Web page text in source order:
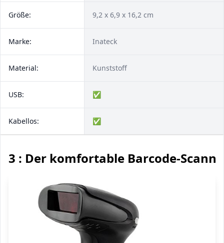
Größe: 9,2 x 6,9 x 16,2 cm
Marke: ‎Inateck
Material: Kunststoff
USB: ✅
Kabellos: ✅
3 : Der komfortable Barcode-